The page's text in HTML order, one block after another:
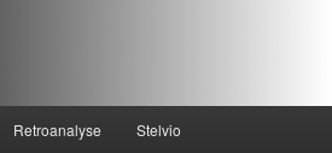
Retroanalyse Stelvio